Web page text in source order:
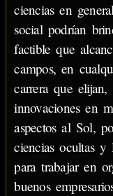
ciencias en
social podrían
factible que
campos, en
carrera que
innovaciones en
aspectos al Sol,
ciencias ocultas y
para trabajar en
buenos